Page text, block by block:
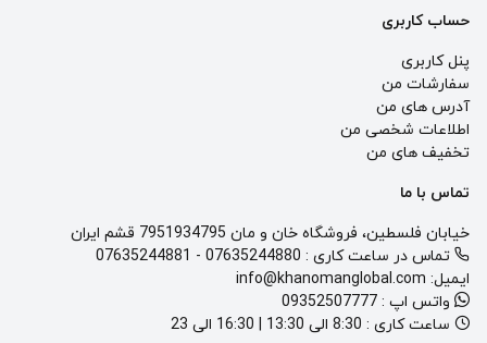
حساب کاربری
پنل کاربری
سفارشات من
آدرس های من
اطلاعات شخصی من
تخفیف های من
تماس با ما
خیابان فلسطین، فروشگاه خان و مان 7951934795 قشم ایران
تماس در ساعت کاری : 07635244880
-
07635244881
ایمیل: info@khanomanglobal.com
واتس اپ : 09352507777
ساعت کاری : 8:30 الی 13:30 | 16:30 الی 23